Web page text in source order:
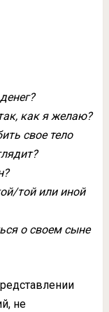
как я желаю?
свое тело
той или иной
о своем сыне
не